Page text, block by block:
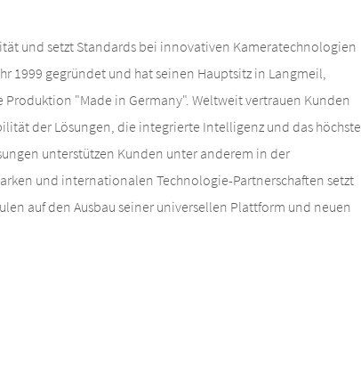
und setzt Standards bei innovativen Kameratechnologien
1999 gegründet und hat seinen Hauptsitz in Langmeil,
"Made in Germany". Weltweit vertrauen Kunden
der Lösungen, die integrierte Intelligenz und das höchste
unterstützen Kunden unter anderem in der
und internationalen Technologie-Partnerschaften setzt
auf den Ausbau seiner universellen Plattform und neuen